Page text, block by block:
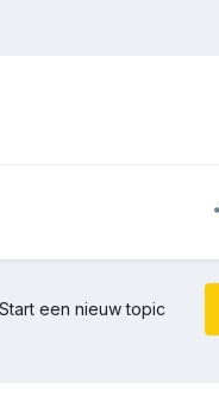
Start een nieuw topic